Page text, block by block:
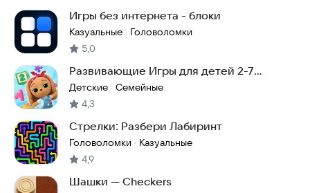
Игры без интернета - блоки
Казуальные · Головоломки
5,0
Развивающие Игры для детей 2-7
Кошечки Собачки
Детские · Семейные
4,3
Стрелки: Разбери Лабиринт
Головоломки · Казуальные
4,9
Шашки — Checkers